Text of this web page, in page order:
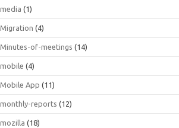
media (1)
Migration (4)
Minutes-of-meetings (14)
mobile (4)
Mobile App (11)
monthly-reports (12)
mozilla (18)